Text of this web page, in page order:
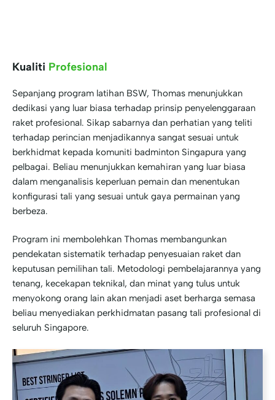
Kualiti Profesional
Sepanjang program latihan BSW, Thomas menunjukkan
dedikasi yang luar biasa terhadap prinsip penyelenggaraan
raket profesional. Sikap sabarnya dan perhatian yang teliti
terhadap perincian menjadikannya sangat sesuai untuk
berkhidmat kepada komuniti badminton Singapura yang
pelbagai. Beliau menunjukkan kemahiran yang luar biasa
dalam menganalisis keperluan pemain dan menentukan
konfigurasi tali yang sesuai untuk gaya permainan yang
berbeza.
Program ini membolehkan Thomas membangunkan
pendekatan sistematik terhadap penyesuaian raket dan
keputusan pemilihan tali. Metodologi pembelajarannya yang
tenang, kecekapan teknikal, dan minat yang tulus untuk
menyokong orang lain akan menjadi aset berharga semasa
beliau menyediakan perkhidmatan pasang tali profesional di
seluruh Singapore.